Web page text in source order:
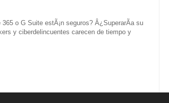
o G Suite estÃ¡n seguros? Â¿SuperarÃ­a su
y ciberdelincuentes carecen de tiempo y